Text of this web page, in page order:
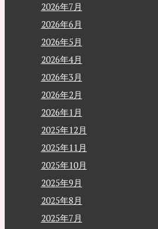
2026年7月
2026年6月
2026年5月
2026年4月
2026年3月
2026年2月
2026年1月
2025年12月
2025年11月
2025年10月
2025年9月
2025年8月
2025年7月